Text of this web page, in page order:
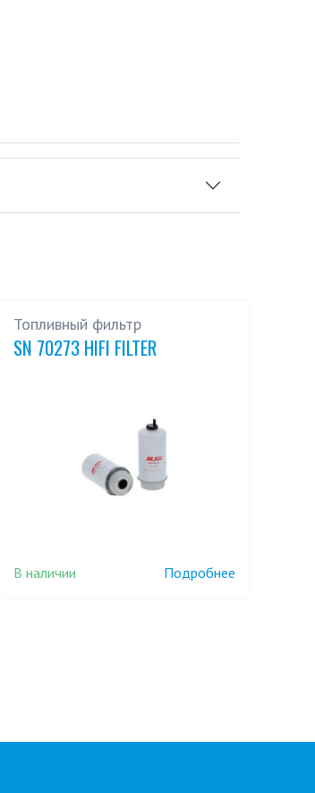
Топливный фильтр
SN 70273 HIFI FILTER
В наличии Подробнее